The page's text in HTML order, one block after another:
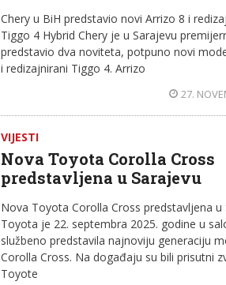
Chery u BiH predstavio novi Arrizo 8 i
Tiggo 4 Hybrid Chery je u Sarajevu
predstavio dva noviteta, potpuno novi
i redizajnirani Tiggo 4. Arrizo
27.
VIJESTI
Nova Toyota Corolla Cross
predstavljena u Sarajevu
Nova Toyota Corolla Cross predstavljena u
Toyota je 22. septembra 2025. godine u
službeno predstavila najnoviju generaciju
Corolla Cross. Na događaju su bili prisutni
Toyote